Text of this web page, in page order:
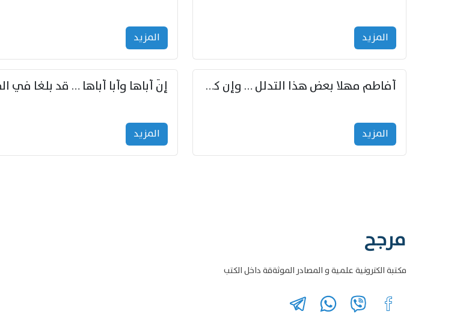
المزید المزید
أفاطم مهلا بعض هذا التدلل … وإن كنت قد أزمعت صرمي فأجملي
المزید المزید
مرجح
مكتبة الكترونية علمية و المصادر الموثةقة داخل الكتب